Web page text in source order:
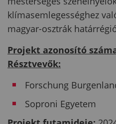
klímasemlegességhez
magyar-osztrák
Projekt azonosító
Résztvevők:
Forschung
Soproni Egyetem